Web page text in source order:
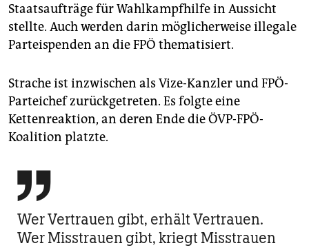
Staatsaufträge für Wahlkampfhilfe in Aussicht
stellte. Auch werden darin möglicherweise illegale
Parteispenden an die FPÖ thematisiert.
Strache ist inzwischen als Vize-Kanzler und FPÖ-
Parteichef zurückgetreten. Es folgte eine
Kettenreaktion, an deren Ende die ÖVP-FPÖ-
Koalition platzte.

Wer Vertrauen gibt, erhält Vertrauen.
Wer Misstrauen gibt, kriegt Misstrauen